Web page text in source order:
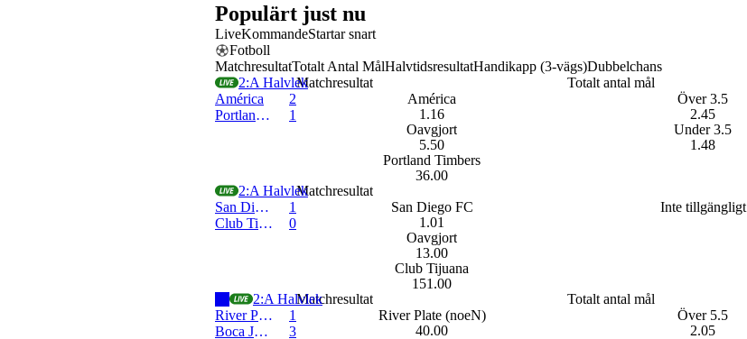
Populärt just nu
LiveKommandeStartar snart
Fotboll
MatchresultatTotalt Antal MålHalvtidsresultatHandikapp (3-vägs)Dubbelchans
CONCACAF Leagues Cup
2:a Halvlek
América
Portland Timbers
2
1
Matchresultat
América
1.16
Oavgjort
5.50
Portland Timbers
36.00
Totalt antal mål
Över 3.5
2.45
Under 3.5
1.48
CONCACAF Leagues Cup
2:a Halvlek
San Diego FC
Club Tijuana
1
0
Matchresultat
San Diego FC
1.01
Oavgjort
13.00
Club Tijuana
151.00
Inte tillgängligt
eFootball Battle - 8 min spel
2:a Halvlek
River Plate (noeN)
Boca Juniors (Nightxx)
1
3
Matchresultat
River Plate (noeN)
40.00
Totalt antal mål
Över 5.5
2.05